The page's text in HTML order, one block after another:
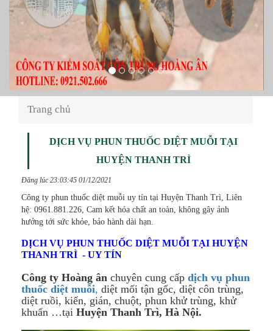
Trang chủ
DỊCH VỤ PHUN THUỐC DIỆT MUỖI TẠI
HUYỆN THANH TRÌ
Đăng lúc 23:03:45 01/12/2021
Công ty phun thuốc diệt muỗi uy tín tại Huyện Thanh Trì, Liên
hệ: 0961.881.226, Cam kết hóa chất an toàn, không gây ảnh
hưởng tới sức khỏe, bảo hành dài hạn.
DỊCH VỤ PHUN THUỐC DIỆT MUỖI TẠI HUYỆN
THANH TRÌ - UY TÍN
Công ty Hoàng ân chuyên cung cấp dịch vụ phun
thuốc diệt muỗi, diệt mối tận gốc, diệt côn trùng,
diệt ruồi, kiến, gián, chuột, phun khử trùng, khử
khuẩn …tại Huyện Thanh Trì, Hà Nội.